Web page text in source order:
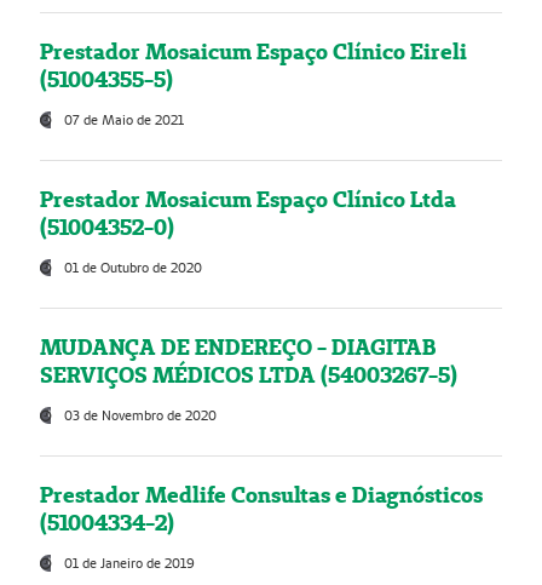
Prestador Mosaicum Espaço Clínico Eireli
(51004355-5)
07 de Maio de 2021
Prestador Mosaicum Espaço Clínico Ltda
(51004352-0)
01 de Outubro de 2020
MUDANÇA DE ENDEREÇO - DIAGITAB
SERVIÇOS MÉDICOS LTDA (54003267-5)
03 de Novembro de 2020
Prestador Medlife Consultas e Diagnósticos
(51004334-2)
01 de Janeiro de 2019